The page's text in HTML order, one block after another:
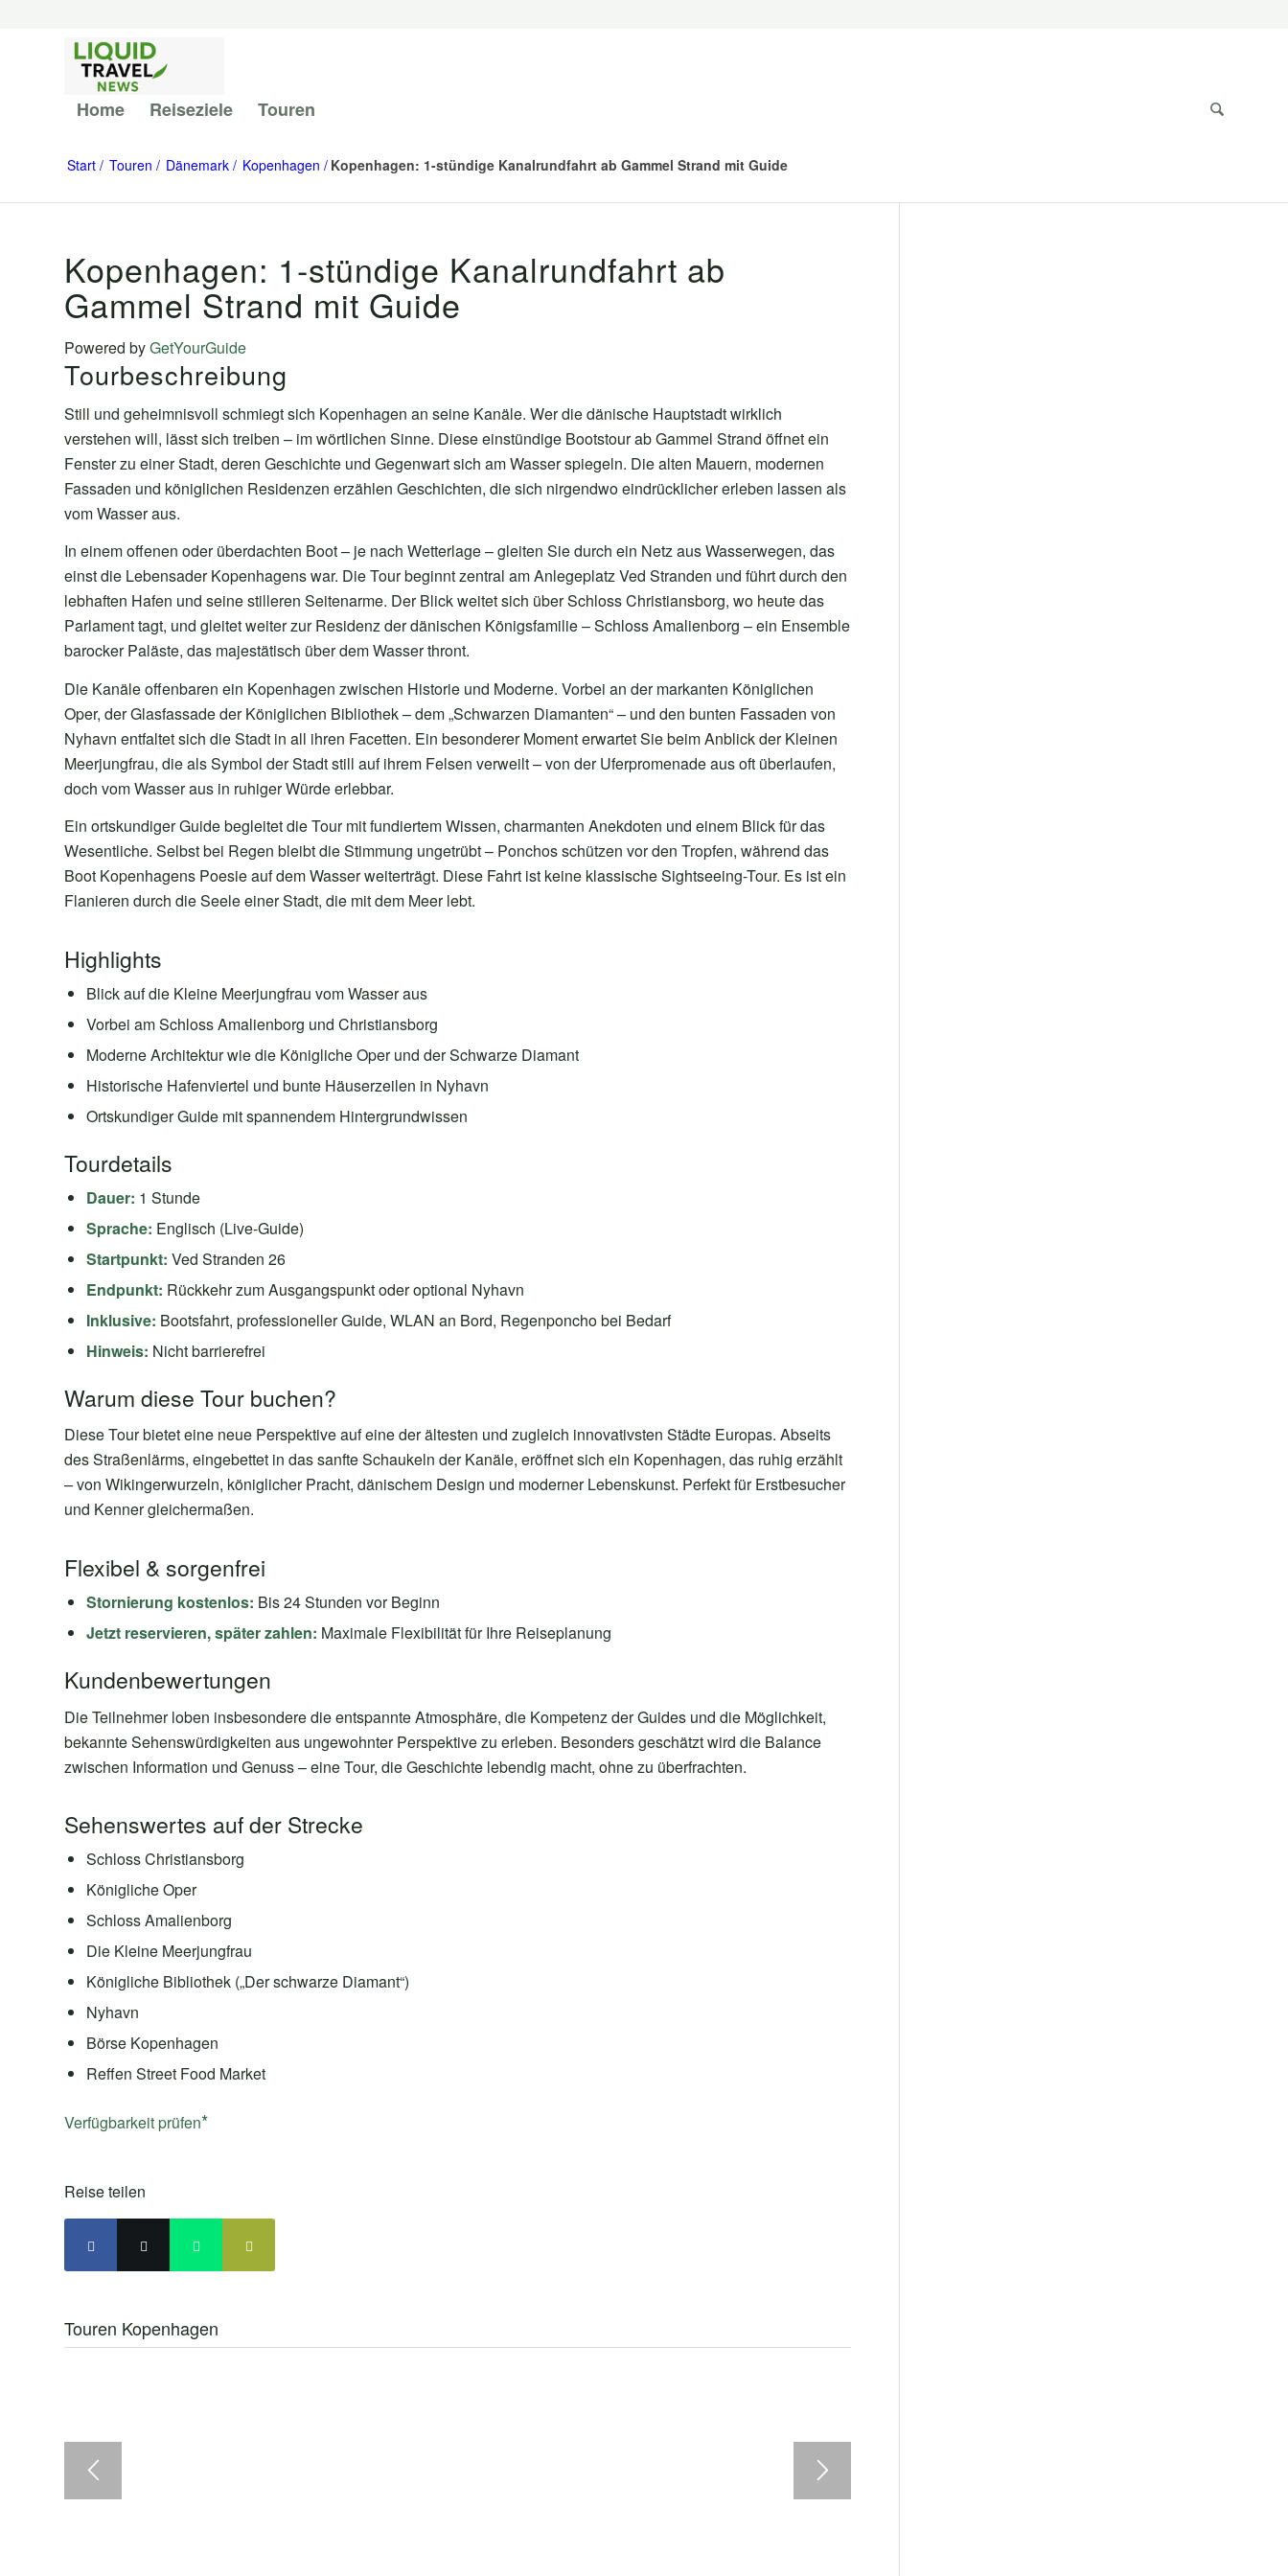
Home Reiseziele Touren
Start Touren Dänemark Kopenhagen Kopenhagen: 1-stündige Kanalrundfahrt ab Gammel Strand mit Guide
Kopenhagen: 1-stündige Kanalrundfahrt ab
Gammel Strand mit Guide
Powered byGetYourGuide
Tourbeschreibung
Still und geheimnisvoll schmiegt sich Kopenhagen an seine Kanäle. Wer die dänische Hauptstadt wirklich
verstehen will, lässt sich treiben – im wörtlichen Sinne. Diese einstündige Bootstour ab Gammel Strand öffnet ein
Fenster zu einer Stadt, deren Geschichte und Gegenwart sich am Wasser spiegeln. Die alten Mauern, modernen
Fassaden und königlichen Residenzen erzählen Geschichten, die sich nirgendwo eindrücklicher erleben lassen als
vom Wasser aus.
In einem offenen oder überdachten Boot – je nach Wetterlage – gleiten Sie durch ein Netz aus Wasserwegen, das
einst die Lebensader Kopenhagens war. Die Tour beginnt zentral am Anlegeplatz Ved Stranden und führt durch den
lebhaften Hafen und seine stilleren Seitenarme. Der Blick weitet sich über Schloss Christiansborg, wo heute das
Parlament tagt, und gleitet weiter zur Residenz der dänischen Königsfamilie – Schloss Amalienborg – ein Ensemble
barocker Paläste, das majestätisch über dem Wasser thront.
Die Kanäle offenbaren ein Kopenhagen zwischen Historie und Moderne. Vorbei an der markanten Königlichen
Oper, der Glasfassade der Königlichen Bibliothek – dem „Schwarzen Diamanten“ – und den bunten Fassaden von
Nyhavn entfaltet sich die Stadt in all ihren Facetten. Ein besonderer Moment erwartet Sie beim Anblick der Kleinen
Meerjungfrau, die als Symbol der Stadt still auf ihrem Felsen verweilt – von der Uferpromenade aus oft überlaufen,
doch vom Wasser aus in ruhiger Würde erlebbar.
Ein ortskundiger Guide begleitet die Tour mit fundiertem Wissen, charmanten Anekdoten und einem Blick für das
Wesentliche. Selbst bei Regen bleibt die Stimmung ungetrübt – Ponchos schützen vor den Tropfen, während das
Boot Kopenhagens Poesie auf dem Wasser weiterträgt. Diese Fahrt ist keine klassische Sightseeing-Tour. Es ist ein
Flanieren durch die Seele einer Stadt, die mit dem Meer lebt.
Highlights
Blick auf die Kleine Meerjungfrau vom Wasser aus
Vorbei am Schloss Amalienborg und Christiansborg
Moderne Architektur wie die Königliche Oper und der Schwarze Diamant
Historische Hafenviertel und bunte Häuserzeilen in Nyhavn
Ortskundiger Guide mit spannendem Hintergrundwissen
Tourdetails
Dauer: 1 Stunde
Sprache: Englisch (Live-Guide)
Startpunkt: Ved Stranden 26
Endpunkt: Rückkehr zum Ausgangspunkt oder optional Nyhavn
Inklusive: Bootsfahrt, professioneller Guide, WLAN an Bord, Regenponcho bei Bedarf
Hinweis: Nicht barrierefrei
Warum diese Tour buchen?
Diese Tour bietet eine neue Perspektive auf eine der ältesten und zugleich innovativsten Städte Europas. Abseits
des Straßenlärms, eingebettet in das sanfte Schaukeln der Kanäle, eröffnet sich ein Kopenhagen, das ruhig erzählt
– von Wikingerwurzeln, königlicher Pracht, dänischem Design und moderner Lebenskunst. Perfekt für Erstbesucher
und Kenner gleichermaßen.
Flexibel & sorgenfrei
Stornierung kostenlos: Bis 24 Stunden vor Beginn
Jetzt reservieren, später zahlen: Maximale Flexibilität für Ihre Reiseplanung
Kundenbewertungen
Die Teilnehmer loben insbesondere die entspannte Atmosphäre, die Kompetenz der Guides und die Möglichkeit,
bekannte Sehenswürdigkeiten aus ungewohnter Perspektive zu erleben. Besonders geschätzt wird die Balance
zwischen Information und Genuss – eine Tour, die Geschichte lebendig macht, ohne zu überfrachten.
Sehenswertes auf der Strecke
Schloss Christiansborg
Königliche Oper
Schloss Amalienborg
Die Kleine Meerjungfrau
Königliche Bibliothek („Der schwarze Diamant“)
Nyhavn
Börse Kopenhagen
Reffen Street Food Market
Verfügbarkeit prüfen
Reise teilen
Touren Kopenhagen